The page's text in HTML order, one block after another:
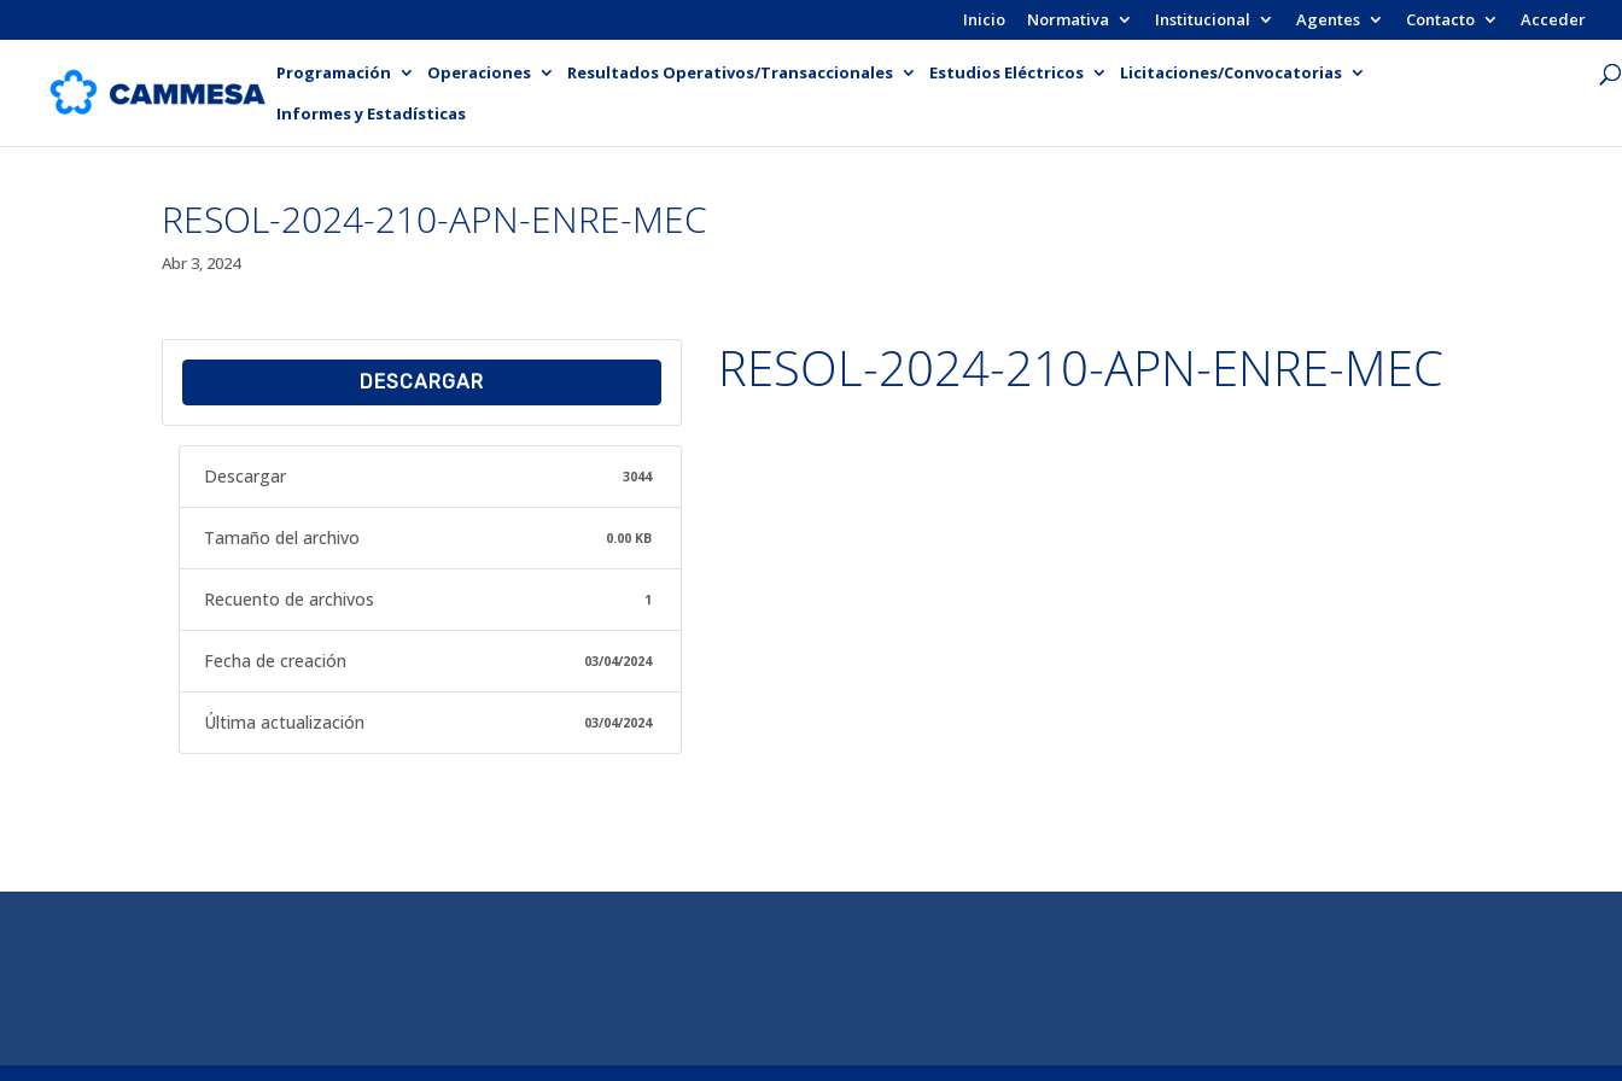
Inicio Normativa Institucional Agentes Contacto Acceder
Programación Operaciones Resultados Operativos/Transaccionales Estudios Eléctricos
Licitaciones/Convocatorias
Informes y Estadísticas
RESOL-2024-210-APN-ENRE-MEC
Abr 3, 2024
DESCARGAR
Descargar 3044
Tamaño del archivo 0.00 KB
Recuento de archivos 1
Fecha de creación 03/04/2024
Última actualización 03/04/2024
RESOL-2024-210-APN-ENRE-MEC